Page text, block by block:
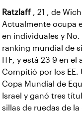
Ratzlaff , 21 , de
Actualmente ocupa
en individuales y No.
ranking mundial de
ITF, y está 23 9 en
Compitió por los EE.
Copa Mundial de
Israel y ganó tres
sillas de ruedas de la